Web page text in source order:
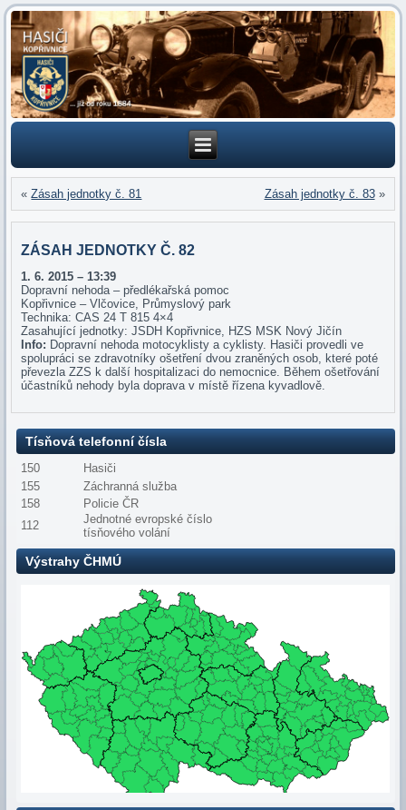
«Zásah jednotky č. 81 Zásah jednotky č. 83»
ZÁSAH JEDNOTKY Č. 82
1. 6. 2015 – 13:39
Dopravní nehoda – předlékařská pomoc
Kopřivnice – Vlčovice, Průmyslový park
Technika: CAS 24 T 815 4×4
Zasahující jednotky: JSDH Kopřivnice, HZS MSK Nový Jičín
Info: Dopravní nehoda motocyklisty a cyklisty. Hasiči provedli ve
spolupráci se zdravotníky ošetření dvou zraněných osob, které poté
převezla ZZS k další hospitalizaci do nemocnice. Během ošetřování
účastníků nehody byla doprava v místě řízena kyvadlově.
Tísňová telefonní čísla
150
Hasiči
155
Záchranná služba
158
Policie ČR
112
Jednotné evropské číslo
tísňového volání
Výstrahy ČHMÚ